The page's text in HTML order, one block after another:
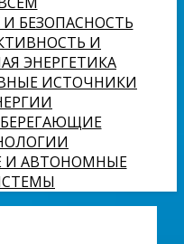
БЕЗОПАСНОСТЬ
И
ЭНЕРГЕТИКА
ИСТОЧНИКИ
И АВТОНОМНЫЕ